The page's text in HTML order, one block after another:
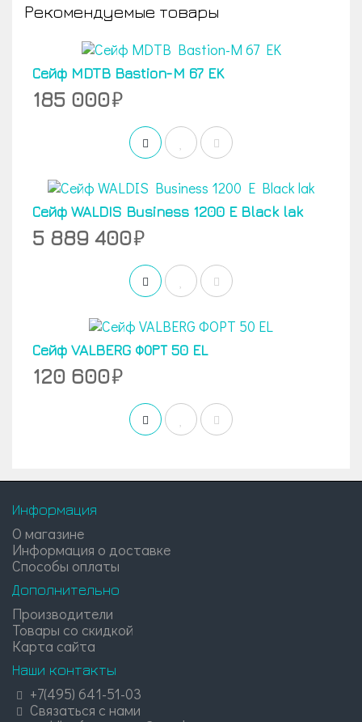
Рекомендуемые товары
Сейф MDTB Bastion-M 67 EK
185 000
Сейф WALDIS Business 1200 E Black lak
5 889 400
Сейф VALBERG ФОРТ 50 EL
120 600
Информация
О магазине
Информация о доставке
Способы оплаты
Дополнительно
Производители
Товары со скидкой
Карта сайта
Наши контакты
+7(495) 641-51-03
Связаться с нами